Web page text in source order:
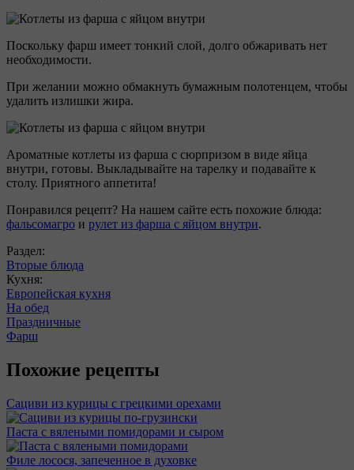
Поскольку фарш имеет тонкий слой, долго обжаривать нет
необходимости.
При желании можно обмакнуть бумажным полотенцем, чтобы
удалить излишки жира.
Ароматные котлеты из фарша с сюрпризом в виде яйца
внутри, готовы. Выкладывайте на тарелку и подавайте к
столу. Приятного аппетита!
Понравился рецепт? На нашем сайте есть похожие блюда:
фальсомагро и рулет из фарша с яйцом внутри.
Раздел:
Вторые блюда
Кухня:
Европейская кухня
На обед
Праздничные
Фарш
Похожие рецепты
Сациви из курицы с грецкими орехами
Паста с вялеными помидорами и сыром
Филе лосося, запеченное в духовке